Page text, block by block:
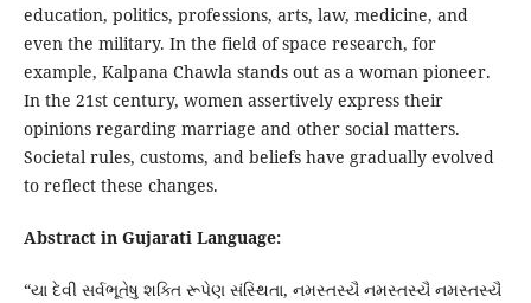
education, politics, professions, arts, law, medicine, and
even the military. In the field of space research, for
example, Kalpana Chawla stands out as a woman pioneer.
In the 21st century, women assertively express their
opinions regarding marriage and other social matters.
Societal rules, customs, and beliefs have gradually evolved
to reflect these changes.
Abstract in Gujarati Language:
“યા દેવી સર્વભૂતેષુ શક્તિ રૂપેણ સંસ્થિતા, નમસ્તસ્યૈ નમસ્તસ્યૈ નમસ્તસ્યૈ